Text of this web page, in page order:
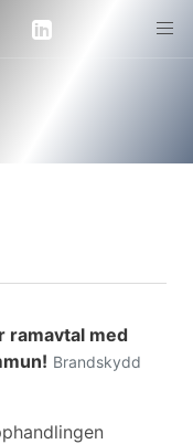
ramavtal med
Brandskydd